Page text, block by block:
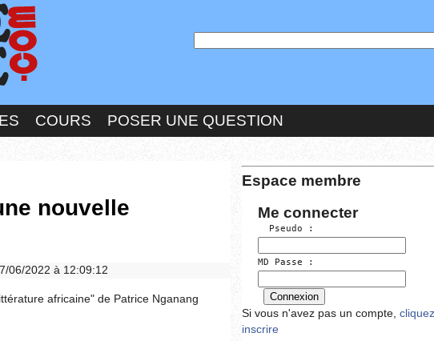
COURS POSER UNE QUESTION
nouvelle
06/2022 à 12:09:12
africaine" de Patrice Nganang
Espace membre
Me connecter
  Pseudo :
MD Passe :
Si vous n'avez pas un compte,
inscrire